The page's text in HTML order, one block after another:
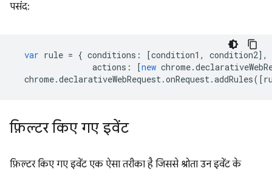
पसंद:
var rule = { conditions : [condition1 , condition2],
actions : [new chrome.
chrome.declarativeWebRequest.onRequest.addRules([
फ़िल्टर किए गए इवेंट
फ़िल्टर किए गए इवेंट एक ऐसा तरीका है जिससे श्रोता उन इवेंट के